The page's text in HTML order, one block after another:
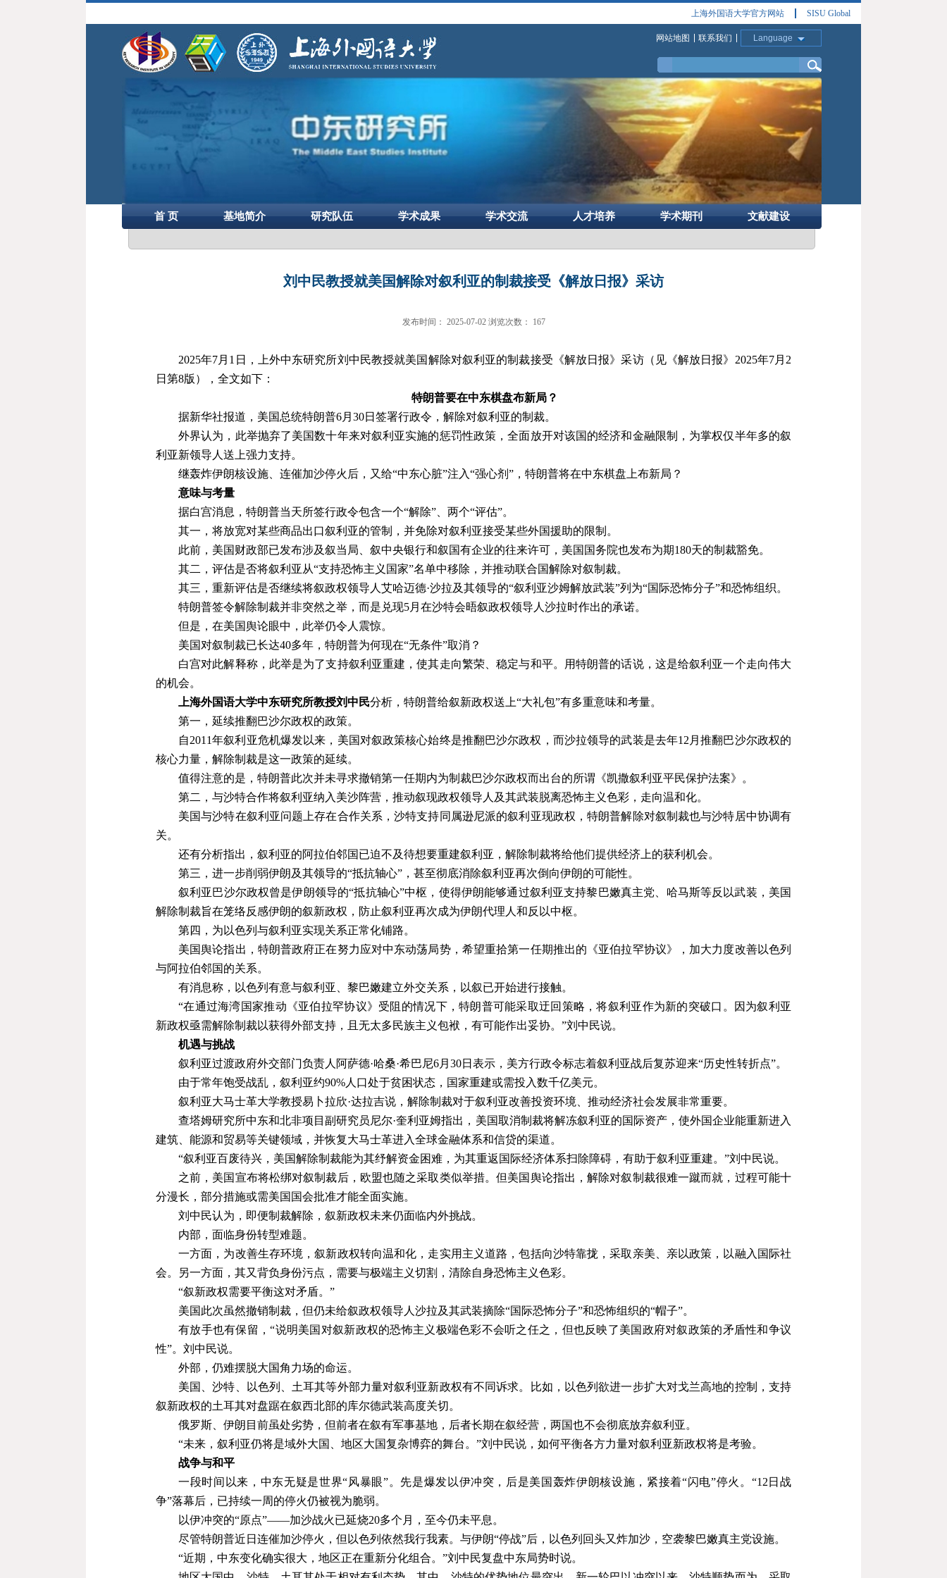
上海外国语大学官方网站 SISU Global
网站地图 联系我们 Language
首 页 基地简介 研究队伍 学术成果 学术交流 人才培养 学术期刊 文献建设
刘中民教授就美国解除对叙利亚的制裁接受《解放日报》采访
发布时间： 2025-07-02 浏览次数： 167
2025年7月 1 日 ，上外中东研究所刘中民教授就美国解除对叙利亚的制裁接受《解放日报》采访（见《解放日报》 2025年7月 2
日第8版），全文如下：
特朗普要在中东棋盘布新局？
据新华社报道，美国总统特朗普6月 30日签署行政令，解除对叙利亚的制裁。
外界认为，此举抛弃了美国数十年来对叙利亚实施的惩罚性政策，全面放开对该国的经济和金融限制，为掌权仅半年多的叙
利亚新领导人送上强力支持。
继轰炸伊朗核设施、连催加沙停火后，又给“中东心脏”注入“强心剂”，特朗普将在中东棋盘上布新局？
意味与考量
据白宫消息，特朗普当天所签行政令包含一个“解除”、两个“评估”。
其一，将放宽对某些商品出口叙利亚的管制，并免除对叙利亚接受某些外国援助的限制。
此前，美国财政部已发布涉及叙当局、叙中央银行和叙国有企业的往来许可，美国国务院也发布为期180天的制裁豁免。
其二，评估是否将叙利亚从“支持恐怖主义国家”名单中移除，并推动联合国解除对叙制裁。
其三，重新评估是否继续将叙政权领导人艾哈迈德·沙拉及其领导的“叙利亚沙姆解放武装”列为“国际恐怖分子”和恐怖组织。
特朗普签令解除制裁并非突然之举，而是兑现5月在沙特会晤叙政权领导人沙拉时作出的承诺。
但是，在美国舆论眼中，此举仍令人震惊。
美国对叙制裁已长达40多年，特朗普为何现在“无条件”取消？
白宫对此解释称，此举是为了支持叙利亚重建，使其走向繁荣、稳定与和平。用特朗普的话说，这是给叙利亚一个走向伟大
的机会。
上海外国语大学中东研究所教授刘中民分析，特朗普给叙新政权送上“大礼包”有多重意味和考量。
第一，延续推翻巴沙尔政权的政策。
自2011年叙利亚危机爆发以来，美国对叙政策核心始终是推翻巴沙尔政权，而沙拉领导的武装是去年12 月推翻巴沙尔政权的
核心力量，解除制裁是这一政策的延续。
值得注意的是，特朗普此次并未寻求撤销第一任期内为制裁巴沙尔政权而出台的所谓《凯撒叙利亚平民保护法案》。
第二，与沙特合作将叙利亚纳入美沙阵营，推动叙现政权领导人及其武装脱离恐怖主义色彩，走向温和化。
美国与沙特在叙利亚问题上存在合作关系，沙特支持同属逊尼派的叙利亚现政权，特朗普解除对叙制裁也与沙特居中协调有
关。
还有分析指出，叙利亚的阿拉伯邻国已迫不及待想要重建叙利亚，解除制裁将给他们提供经济上的获利机会。
第三，进一步削弱伊朗及其领导的“抵抗轴心”，甚至彻底消除叙利亚再次倒向伊朗的可能性。
叙利亚巴沙尔政权曾是伊朗领导的“抵抗轴心”中枢，使得伊朗能够通过叙利亚支持黎巴嫩真主党、哈马斯等反以武装，美国
解除制裁旨在笼络反感伊朗的叙新政权，防止叙利亚再次成为伊朗代理人和反以中枢。
第四，为以色列与叙利亚实现关系正常化铺路。
美国舆论指出，特朗普政府正在努力应对中东动荡局势，希望重拾第一任期推出的《亚伯拉罕协议》，加大力度改善以色列
与阿拉伯邻国的关系。
有消息称，以色列有意与叙利亚、黎巴嫩建立外交关系，以叙已开始进行接触。
“在通过海湾国家推动《亚伯拉罕协议》受阻的情况下，特朗普可能采取迂回策略，将叙利亚作为新的突破口。因为叙利亚
新政权亟需解除制裁以获得外部支持，且无太多民族主义包袱，有可能作出妥协。”刘中民说。
机遇与挑战
叙利亚过渡政府外交部门负责人阿萨德·哈桑·希巴尼6月 30日表示，美方行政令标志着叙利亚战后复苏迎来“历史性转折点”。
由于常年饱受战乱，叙利亚约90%人口处于贫困状态，国家重建或需投入数千亿美元。
叙利亚大马士革大学教授易卜拉欣·达拉吉说，解除制裁对于叙利亚改善投资环境、推动经济社会发展非常重要。
查塔姆研究所中东和北非项目副研究员尼尔·奎利亚姆指出，美国取消制裁将解冻叙利亚的国际资产，使外国企业能重新进入
建筑、能源和贸易等关键领域，并恢复大马士革进入全球金融体系和信贷的渠道。
“叙利亚百废待兴，美国解除制裁能为其纾解资金困难，为其重返国际经济体系扫除障碍，有助于叙利亚重建。”刘中民说。
之前，美国宣布将松绑对叙制裁后，欧盟也随之采取类似举措。但美国舆论指出，解除对叙制裁很难一蹴而就，过程可能十
分漫长，部分措施或需美国国会批准才能全面实施。
刘中民认为，即便制裁解除，叙新政权未来仍面临内外挑战。
内部，面临身份转型难题。
一方面，为改善生存环境，叙新政权转向温和化，走实用主义道路，包括向沙特靠拢，采取亲美、亲以政策，以融入国际社
会。另一方面，其又背负身份污点，需要与极端主义切割，清除自身恐怖主义色彩。
“叙新政权需要平衡这对矛盾。”
美国此次虽然撤销制裁，但仍未给叙政权领导人沙拉及其武装摘除“国际恐怖分子”和恐怖组织的“帽子”。
有放手也有保留，“说明美国对叙新政权的恐怖主义极端色彩不会听之任之，但也反映了美国政府对叙政策的矛盾性和争议
性”。刘中民说。
外部，仍难摆脱大国角力场的命运。
美国、沙特、以色列、土耳其等外部力量对叙利亚新政权有不同诉求。比如，以色列欲进一步扩大对戈兰高地的控制，支持
叙新政权的土耳其对盘踞在叙西北部的库尔德武装高度关切。
俄罗斯、伊朗目前虽处劣势，但前者在叙有军事基地，后者长期在叙经营，两国也不会彻底放弃叙利亚。
“未来，叙利亚仍将是域外大国、地区大国复杂博弈的舞台。”刘中民说，如何平衡各方力量对叙利亚新政权将是考验。
战争与和平
一段时间以来，中东无疑是世界“风暴眼”。先是爆发以伊冲突，后是美国轰炸伊朗核设施，紧接着“闪电”停火。“12 日战
争”落幕后，已持续一周的停火仍被视为脆弱。
以伊冲突的“原点”——加沙战火已延烧20多个月，至今仍未平息。
尽管特朗普近日连催加沙停火，但以色列依然我行我素。与伊朗“停战”后，以色列回头又炸加沙，空袭黎巴嫩真主党设施。
“近期，中东变化确实很大，地区正在重新分化组合。”刘中民复盘中东局势时说。